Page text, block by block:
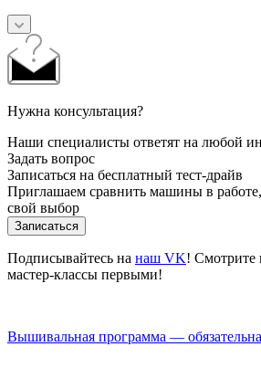
Нужна консультация?
Наши специалисты ответят на любой
Задать вопрос
Записаться на бесплатный тест-драйв
Приглашаем сравнить машины в
свой выбор
Записаться
Подписывайтесь на наш VK! Смотрите
мастер-классы первыми!
Вышивальная программа —